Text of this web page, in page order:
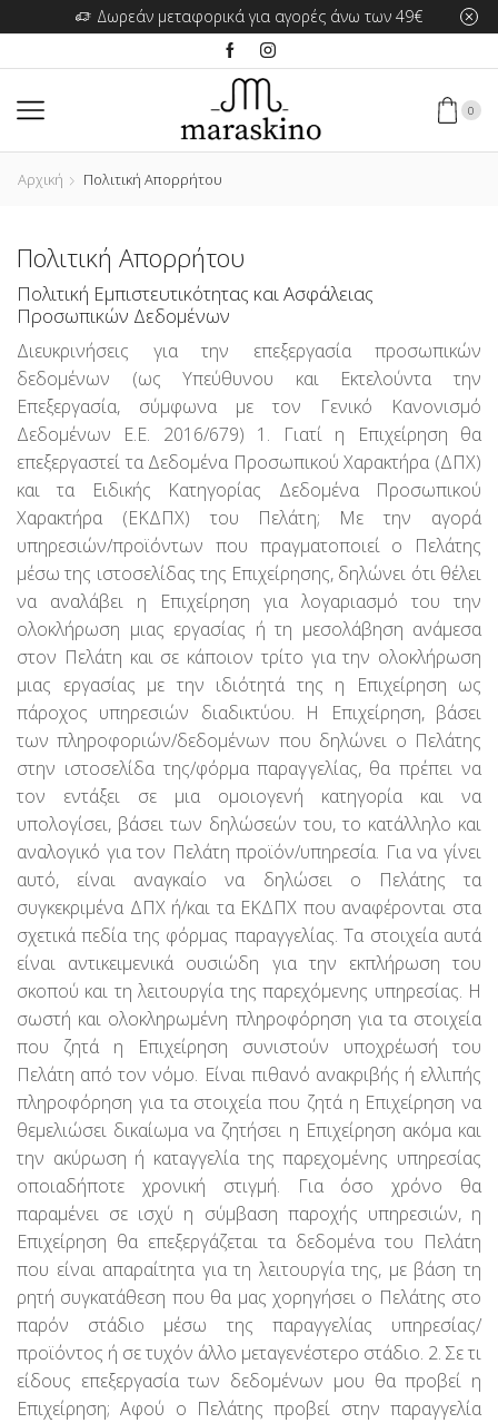
Δωρεάν μεταφορικά για αγορές άνω των 49€
0
Αρχική Πολιτική Απορρήτου
Πολιτική Απορρήτου
Πολιτική Εμπιστευτικότητας και Ασφάλειας
Προσωπικών Δεδομένων
Διευκρινήσεις για την επεξεργασία προσωπικών
δεδομένων (ως Υπεύθυνου και Εκτελούντα την
Επεξεργασία, σύμφωνα με τον Γενικό Κανονισμό
Δεδομένων Ε.Ε. 2016/679) 1. Γιατί η Επιχείρηση θα
επεξεργαστεί τα Δεδομένα Προσωπικού Χαρακτήρα (ΔΠΧ)
και τα Ειδικής Κατηγορίας Δεδομένα Προσωπικού
Χαρακτήρα (ΕΚΔΠΧ) του Πελάτη; Με την αγορά
υπηρεσιών/προϊόντων που πραγματοποιεί ο Πελάτης
μέσω της ιστοσελίδας της Επιχείρησης, δηλώνει ότι θέλει
να αναλάβει η Επιχείρηση για λογαριασμό του την
ολοκλήρωση μιας εργασίας ή τη μεσολάβηση ανάμεσα
στον Πελάτη και σε κάποιον τρίτο για την ολοκλήρωση
μιας εργασίας με την ιδιότητά της η Επιχείρηση ως
πάροχoς υπηρεσιών διαδικτύου. Η Επιχείρηση, βάσει
των πληροφοριών/δεδομένων που δηλώνει ο Πελάτης
στην ιστοσελίδα της/φόρμα παραγγελίας, θα πρέπει να
τον εντάξει σε μια ομοιογενή κατηγορία και να
υπολογίσει, βάσει των δηλώσεών του, το κατάλληλο και
αναλογικό για τον Πελάτη προϊόν/υπηρεσία. Για να γίνει
αυτό, είναι αναγκαίο να δηλώσει ο Πελάτης τα
συγκεκριμένα ΔΠΧ ή/και τα ΕΚΔΠΧ που αναφέρονται στα
σχετικά πεδία της φόρμας παραγγελίας. Τα στοιχεία αυτά
είναι αντικειμενικά ουσιώδη για την εκπλήρωση του
σκοπού και τη λειτουργία της παρεχόμενης υπηρεσίας. Η
σωστή και ολοκληρωμένη πληροφόρηση για τα στοιχεία
που ζητά η Επιχείρηση συνιστούν υποχρέωσή του
Πελάτη από τον νόμο. Είναι πιθανό ανακριβής ή ελλιπής
πληροφόρηση για τα στοιχεία που ζητά η Επιχείρηση να
θεμελιώσει δικαίωμα να ζητήσει η Επιχείρηση ακόμα και
την ακύρωση ή καταγγελία της παρεχομένης υπηρεσίας
οποιαδήποτε χρονική στιγμή. Για όσο χρόνο θα
παραμένει σε ισχύ η σύμβαση παροχής υπηρεσιών, η
Επιχείρηση θα επεξεργάζεται τα δεδομένα του Πελάτη
που είναι απαραίτητα για τη λειτουργία της, με βάση τη
ρητή συγκατάθεση που θα μας χορηγήσει ο Πελάτης στο
παρόν στάδιο μέσω της παραγγελίας υπηρεσίας/
προϊόντος ή σε τυχόν άλλο μεταγενέστερο στάδιο. 2. Σε τι
είδους επεξεργασία των δεδομένων μου θα προβεί η
Επιχείρηση; Αφού ο Πελάτης προβεί στην παραγγελία